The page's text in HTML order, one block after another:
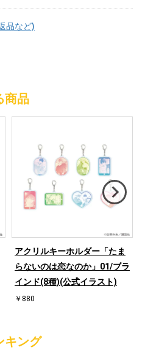
品など)
商品
アクリルキーホルダー「たま
らないのは恋なのか」01/ブラ
インド(8種)(公式イラスト)
￥880
キング